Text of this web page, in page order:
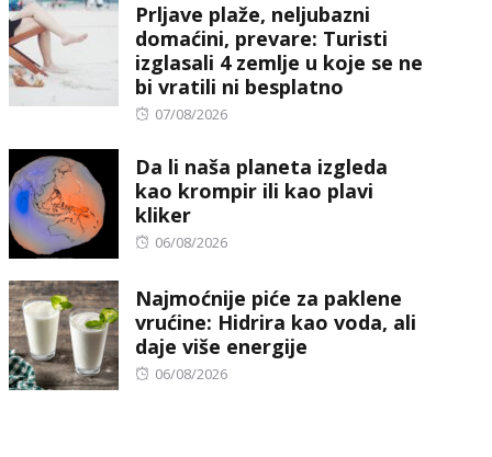
Prljave plaže, neljubazni
domaćini, prevare: Turisti
izglasali 4 zemlje u koje se ne
bi vratili ni besplatno
Posted
07/08/2026
Da li naša planeta izgleda
kao krompir ili kao plavi
kliker
Posted
06/08/2026
Najmoćnije piće za paklene
vrućine: Hidrira kao voda, ali
daje više energije
Posted
06/08/2026